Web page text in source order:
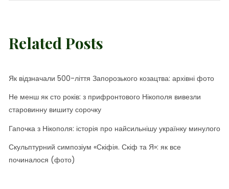
Related Posts
Як відзначали 500-ліття Запорозького козацтва: архівні фото
Не менш як сто років: з прифронтового Нікополя вивезли
старовинну вишиту сорочку
Гапочка з Нікополя: історія про найсильнішу українку минулого
Скульптурний симпозіум «Скіфія. Скіф та Я»: як все
починалося (фото)